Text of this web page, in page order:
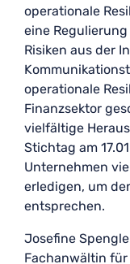
operationale
eine
Risiken aus der
operationale
Finanzsektor
vielfältige
Stichtag am
Unternehmen
erledigen, um
entsprechen.
Josefine
Fachanwältin